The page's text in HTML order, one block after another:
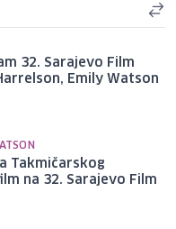
32. Sarajevo Film
Emily Watson
Takmičarskog
na 32. Sarajevo Film